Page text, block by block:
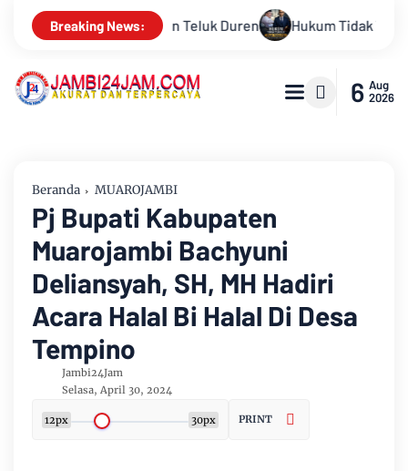
Breaking News:
Tunduk pada Persepsi: Kritik Terhadap Monopoli
6 Aug
2026
Beranda MUAROJAMBI
Pj Bupati Kabupaten
Muarojambi Bachyuni
Deliansyah, SH, MH Hadiri
Acara Halal Bi Halal Di Desa
Tempino
Jambi24Jam
Selasa, April 30, 2024
12px 30px PRINT